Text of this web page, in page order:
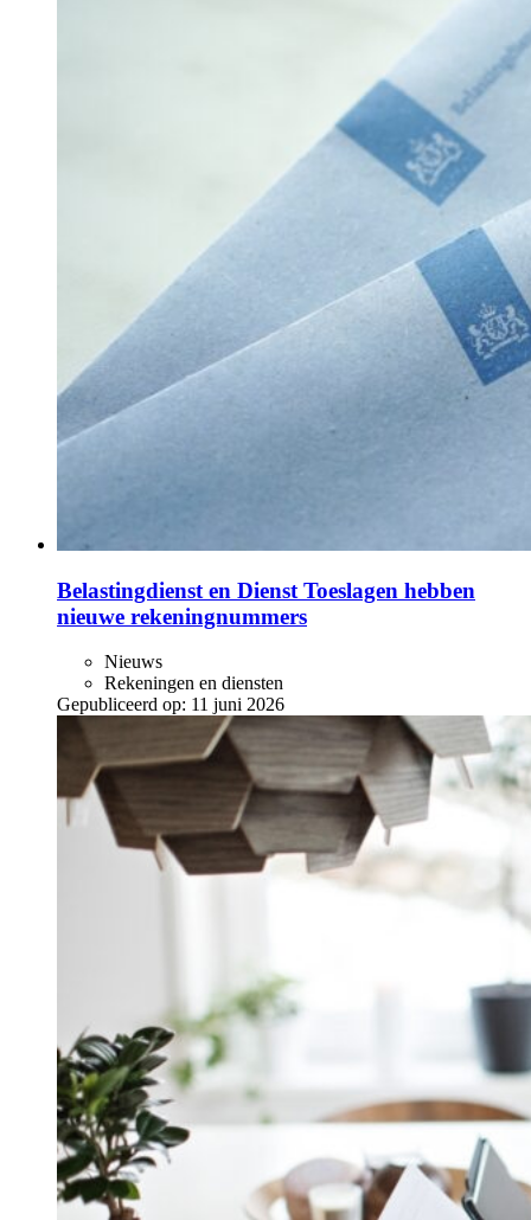
Belastingdienst en Dienst Toeslagen hebben
nieuwe rekeningnummers
Nieuws
Rekeningen en diensten
Gepubliceerd op: 11 juni 2026